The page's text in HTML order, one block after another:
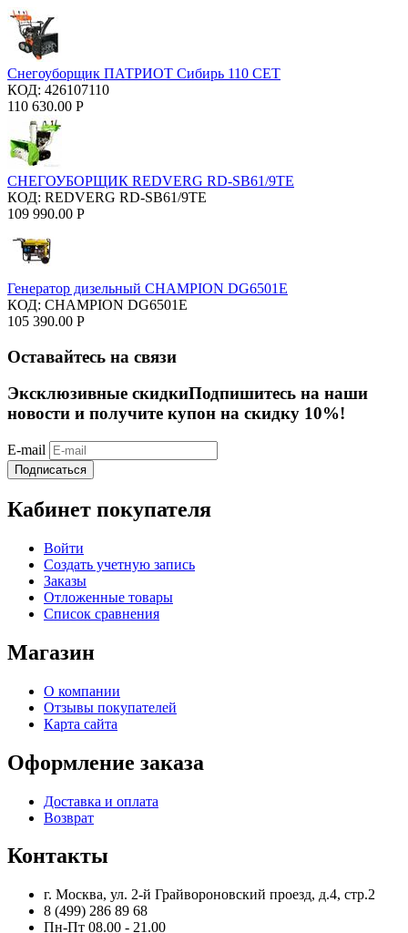
Снегоуборщик ПАТРИОТ Сибирь 110 CЕT
КОД: 426107110
110 630.00 Р
СНЕГОУБОРЩИК REDVERG RD-SB61/9TE
КОД: REDVERG RD-SB61/9TE
109 990.00 Р
Генератор дизельный CHAMPION DG6501E
КОД: CHAMPION DG6501E
105 390.00 Р
Оставайтесь на связи
Эксклюзивные скидкиПодпишитесь на наши
новости и получите купон на скидку 10%!
E-mail
Подписаться
Кабинет покупателя
Войти
Создать учетную запись
Заказы
Отложенные товары
Список сравнения
Магазин
О компании
Отзывы покупателей
Карта сайта
Оформление заказа
Доставка и оплата
Возврат
Контакты
г. Москва, ул. 2-й Грайвороновский проезд, д.4, стр.2
8 (499) 286 89 68
Пн-Пт 08.00 - 21.00